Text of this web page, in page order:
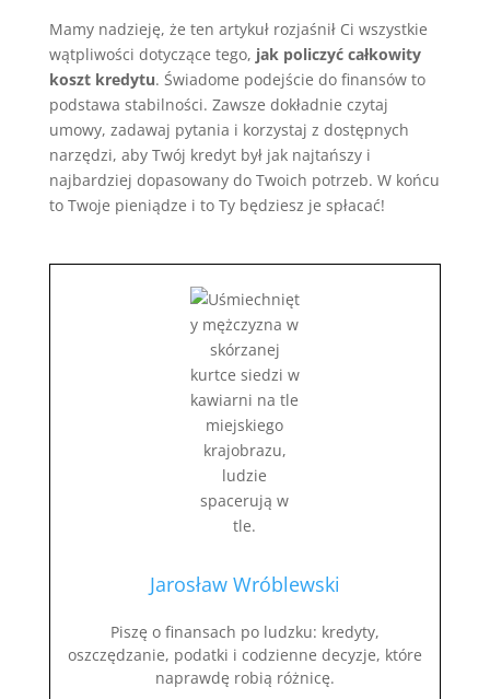
Mamy nadzieję, że ten artykuł rozjaśnił Ci wszystkie
wątpliwości dotyczące tego, jak policzyć całkowity
koszt kredytu. Świadome podejście do finansów to
podstawa stabilności. Zawsze dokładnie czytaj
umowy, zadawaj pytania i korzystaj z dostępnych
narzędzi, aby Twój kredyt był jak najtańszy i
najbardziej dopasowany do Twoich potrzeb. W końcu
to Twoje pieniądze i to Ty będziesz je spłacać!
Jarosław Wróblewski
Piszę o finansach po ludzku: kredyty,
oszczędzanie, podatki i codzienne decyzje, które
naprawdę robią różnicę.